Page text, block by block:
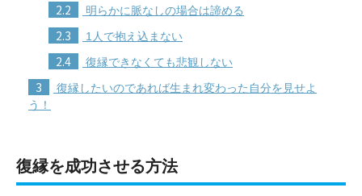
2.2 明らかに脈なしの場合は諦める
2.3 1人で抱え込まない
2.4 復縁できなくても悲観しない
3
復縁したいのであれば生まれ変わった自分を見せよ
う！
復縁を成功させる方法